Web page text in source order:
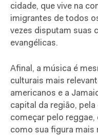
cidade, que vive na
imigrantes de todos
vezes disputam suas
evangélicas.
Afinal, a música é
culturais mais
americanos e a
capital da região,
começar pelo reggae,
como sua figura mais